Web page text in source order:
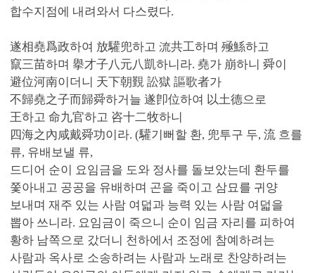
합수지점에 내려와서 다스렸다.
遂相堯爲政하여 放驩兜하고 流共工하며 殛鯀하고
竄三苗하며 擧才子八元八凱하니라. 堯가 崩하니 舜이
避位河南이더니 天下朝覲 訟獄 謳歌者가
不歸堯之子而歸舜하거늘 遂卽位하여 以土德으로
王하고 命九官하고 咨十二牧하니
四海之內咸戴舜功이라. (驩기뻐할 환, 兜투구 두, 流 흐를
류, 유배보낼 류,
드디어 순이 요임금을 도와 정사를 돌보았는데 환두를
쫓아내고 공공을 유배하며 곤을 죽이고 삼묘를 귀양
보내며 재주 있는 사람 여덟과 능력 있는 사람 여덟을
뽑아 쓰니라. 요임금이 죽으니 순이 임금 자리를 피하여
황하 남쪽으로 갔더니 천하에서 조정에 참예하려는
사람과 옥사로 소송하려는 사람과 노래로 찬양하려는